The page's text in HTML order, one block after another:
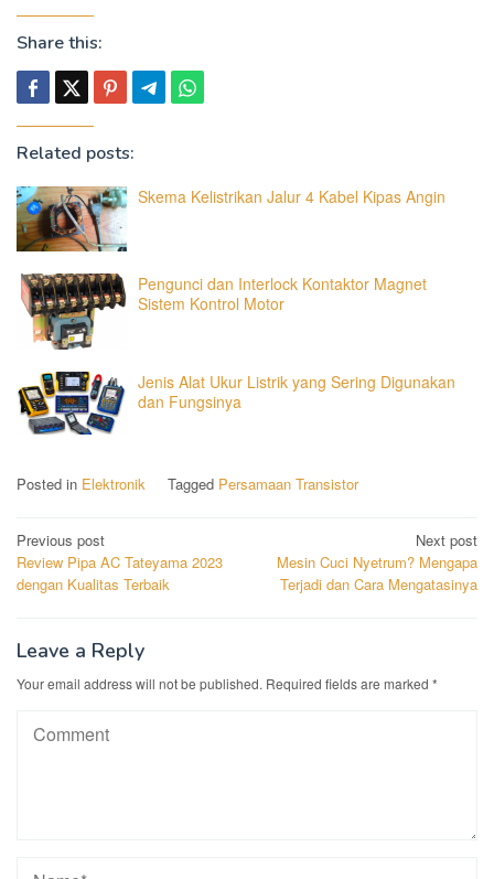
Share this:
Related posts:
Skema Kelistrikan Jalur 4 Kabel Kipas Angin
Pengunci dan Interlock Kontaktor Magnet
Sistem Kontrol Motor
Jenis Alat Ukur Listrik yang Sering Digunakan
dan Fungsinya
Posted in Elektronik Tagged Persamaan Transistor
Post
navigation
Previous post
Review Pipa AC Tateyama 2023
dengan Kualitas Terbaik
Next post
Mesin Cuci Nyetrum? Mengapa
Terjadi dan Cara Mengatasinya
Leave a Reply
Your email address will not be published. Required fields are marked *